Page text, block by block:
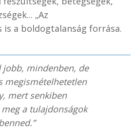
„Az
is a boldogtalanság forrása.
jobb, mindenben, de
megismételhetetlen
mert senkiben
a tulajdonságok